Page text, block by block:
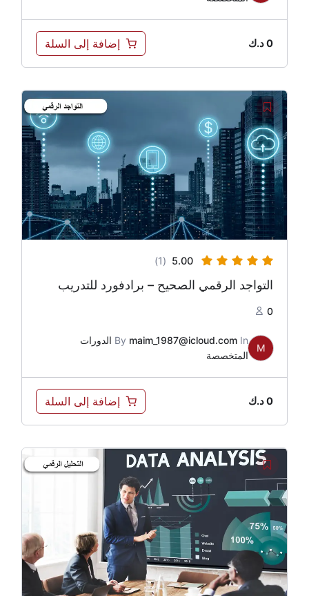
0د.ك إضافة إلى السلة
5.00
(1)
التواجد الرقمي الصحيح – برادفورد للتدريب
0
M
By maim_1987@icloud.com In
الدورات
المتخصصة
0د.ك إضافة إلى السلة